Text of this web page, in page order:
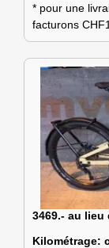
* pour une
facturons
3469.- au lieu
Kilométrage: